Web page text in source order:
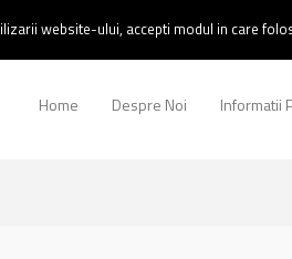
Home Despre Noi Informatii
website-ului, accepti modul in care